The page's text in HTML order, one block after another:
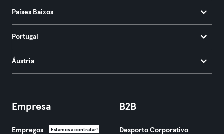
Países Baixos
Portugal
Áustria
Empresa
Empregos Estamos a contratar!
B2B
Desporto Corporativo